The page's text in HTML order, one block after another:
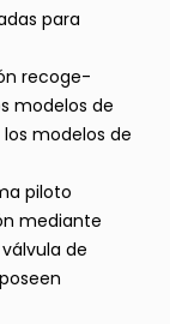
para
recoge-
modelos de
modelos de
piloto
mediante
de